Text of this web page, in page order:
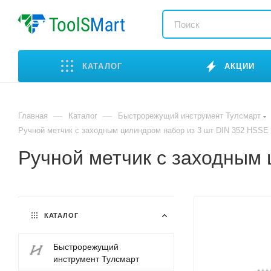
КАТАЛОГ АКЦИИ
Главная — Каталог —
Быстрорежущий инструмент Тулсмарт
Ручной метчик с заходным цилиндром набор из 3 шт DIN 352 HSSE
Ручной метчик с
КАТАЛОГ
Быстрорежущий
инструмент Тулсмарт